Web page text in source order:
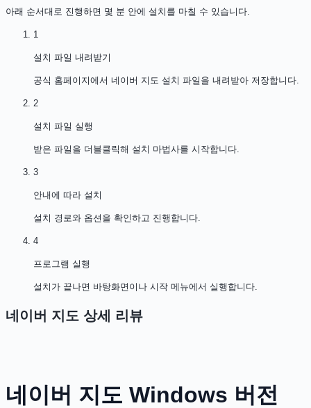
아래 순서대로 진행하면 몇 분 안에 설치를 마칠 수 있습니다.
1
설치 파일 내려받기
공식 홈페이지에서 네이버 지도 설치 파일을 내려받아 저장합니다.
2
설치 파일 실행
받은 파일을 더블클릭해 설치 마법사를 시작합니다.
3
안내에 따라 설치
설치 경로와 옵션을 확인하고 진행합니다.
4
프로그램 실행
설치가 끝나면 바탕화면이나 시작 메뉴에서 실행합니다.
네이버 지도 상세 리뷰
네이버 지도 Windows 버전